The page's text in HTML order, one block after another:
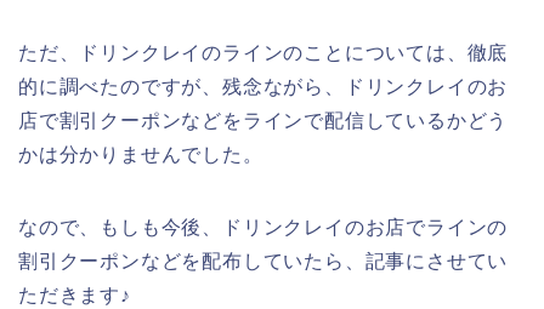
ただ、ドリンクレイのラインのことについては、徹底
的に調べたのですが、残念ながら、ドリンクレイのお
店で割引クーポンなどをラインで配信しているかどう
かは分かりませんでした。
なので、もしも今後、ドリンクレイのお店でラインの
割引クーポンなどを配布していたら、記事にさせてい
ただきます♪